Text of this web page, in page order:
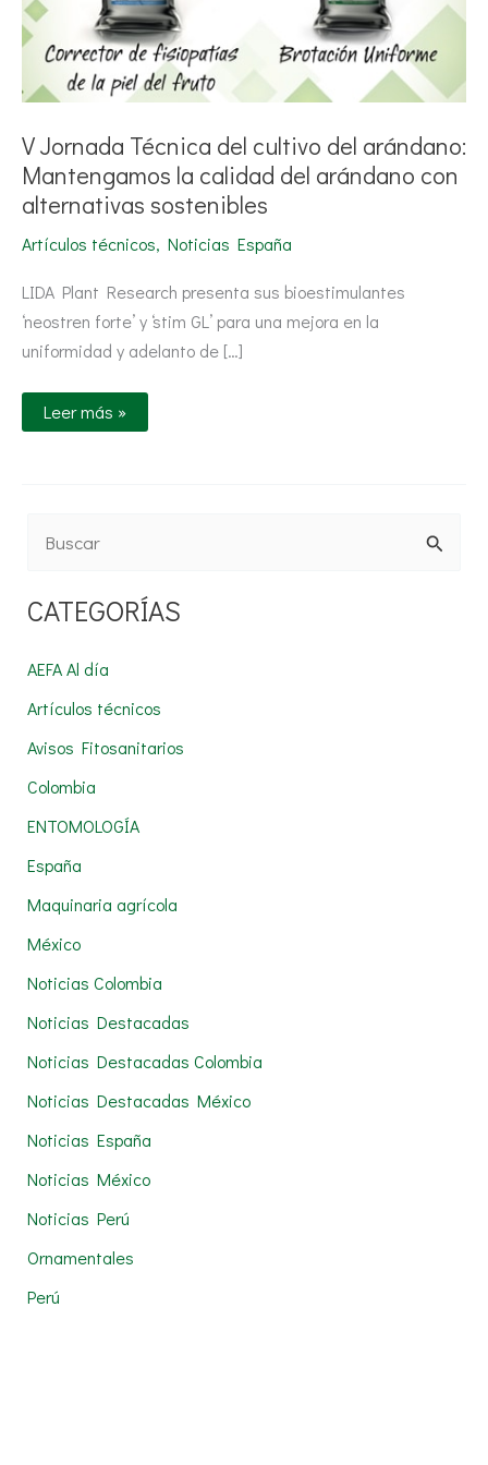
V Jornada Técnica del cultivo del arándano:
Mantengamos la calidad del arándano con
alternativas sostenibles
Artículos técnicos, Noticias España
LIDA Plant Research presenta sus bioestimulantes
‘neostren forte’ y ‘stim GL’ para una mejora en la
uniformidad y adelanto de […]
arándano
alternativas
sostenibles
Leer más »
s
r
p
o
r
:
CATEGORÍAS
AEFA Al día
Artículos técnicos
Avisos Fitosanitarios
Colombia
ENTOMOLOGÍA
España
Maquinaria agrícola
México
Noticias Colombia
Noticias Destacadas
Noticias Destacadas Colombia
Noticias Destacadas México
Noticias España
Noticias México
Noticias Perú
Ornamentales
Perú